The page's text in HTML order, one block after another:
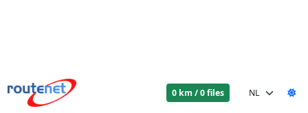
0 km / 0 files